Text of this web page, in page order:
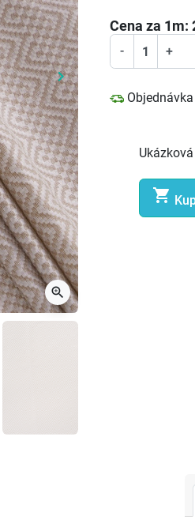
Další
keyboard_arrow_right
zoom_in
Cena za 1m:
- +
Objednávka
